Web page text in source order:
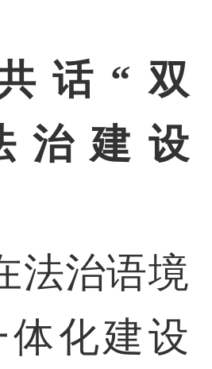
“双
治建设
治语境
体化建设